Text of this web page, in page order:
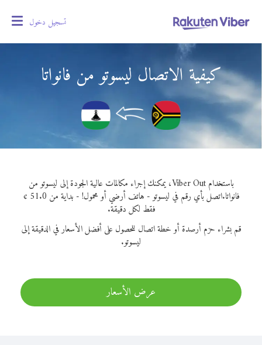
تسجيل دخول
كيفية الاتصال ليسوتو من فانواتا
باستخدام Viber Out، يمكنك إجراء مكالمات عالية الجودة إلى ليسوتو من
فانواتا.
اتصل بأي رقم في ليسوتو - هاتف أرضي أو محمول! - بداية من 51.0 ¢
فقط لكل دقيقة.
قم بشراء حزم أرصدة أو خطة اتصال للحصول على أفضل الأسعار في الدقيقة إلى
ليسوتو.
عرض الأسعار